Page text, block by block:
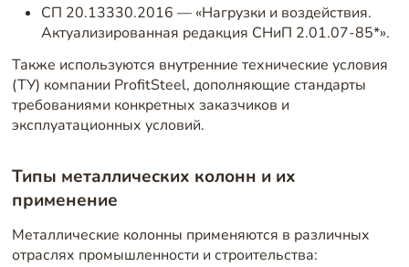
СП 20.13330.2016 — «Нагрузки и воздействия.
Актуализированная редакция СНиП 2.01.07-85*».
Также используются внутренние технические условия
(ТУ) компании ProfitSteel, дополняющие стандарты
требованиями конкретных заказчиков и
эксплуатационных условий.
Типы металлических колонн и их
применение
Металлические колонны применяются в различных
отраслях промышленности и строительства: